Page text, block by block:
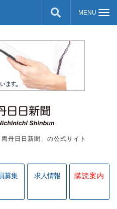
丹日日新聞」の公式サイト
募集 求人情報 購読案内